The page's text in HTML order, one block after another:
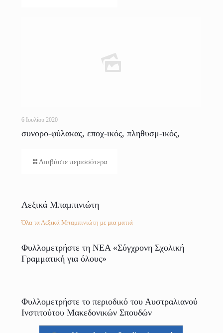
6 Ιουλίου 2020
συνορο-φύλακας, εποχ-ικός, πληθυσμ-ικός,
Διαβάστε περισσότερα
Λεξικά Μπαμπινιώτη
Όλα τα Λεξικά Μπαμπινιώτη με μια ματιά
Φυλλομετρήστε τη ΝΕΑ «Σύγχρονη Σχολική
Γραμματική για όλους»
Φυλλομετρήστε το περιοδικό του Αυστραλιανού
Ινστιτούτου Μακεδονικών Σπουδών